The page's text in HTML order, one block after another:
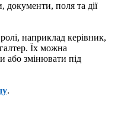
документи, поля та дії
наприклад керівник,
Їх можна
або змінювати під
.